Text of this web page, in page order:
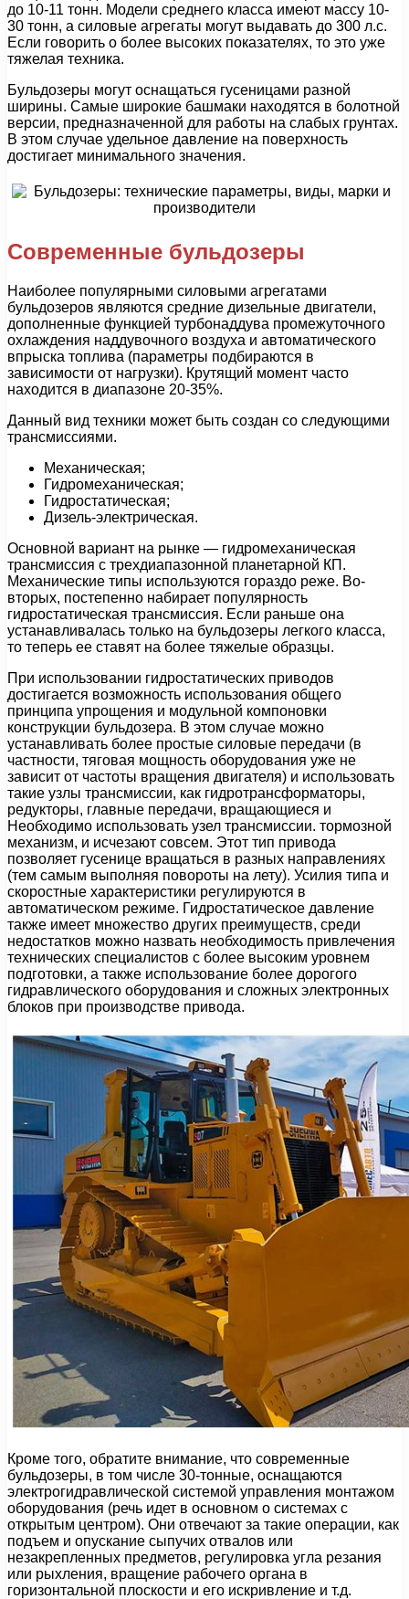
до 10-11 тонн. Модели среднего класса имеют массу 10-
30 тонн, а силовые агрегаты могут выдавать до 300 л.с.
Если говорить о более высоких показателях, то это уже
тяжелая техника.
Бульдозеры могут оснащаться гусеницами разной
ширины. Самые широкие башмаки находятся в болотной
версии, предназначенной для работы на слабых грунтах.
В этом случае удельное давление на поверхность
достигает минимального значения.
Современные бульдозеры
Наиболее популярными силовыми агрегатами
бульдозеров являются средние дизельные двигатели,
дополненные функцией турбонаддува промежуточного
охлаждения наддувочного воздуха и автоматического
впрыска топлива (параметры подбираются в
зависимости от нагрузки). Крутящий момент часто
находится в диапазоне 20-35%.
Данный вид техники может быть создан со следующими
трансмиссиями.
Механическая;
Гидромеханическая;
Гидростатическая;
Дизель-электрическая.
Основной вариант на рынке — гидромеханическая
трансмиссия с трехдиапазонной планетарной КП.
Механические типы используются гораздо реже. Во-
вторых, постепенно набирает популярность
гидростатическая трансмиссия. Если раньше она
устанавливалась только на бульдозеры легкого класса,
то теперь ее ставят на более тяжелые образцы.
При использовании гидростатических приводов
достигается возможность использования общего
принципа упрощения и модульной компоновки
конструкции бульдозера. В этом случае можно
устанавливать более простые силовые передачи (в
частности, тяговая мощность оборудования уже не
зависит от частоты вращения двигателя) и использовать
такие узлы трансмиссии, как гидротрансформаторы,
редукторы, главные передачи, вращающиеся и
Необходимо использовать узел трансмиссии. тормозной
механизм, и исчезают совсем. Этот тип привода
позволяет гусенице вращаться в разных направлениях
(тем самым выполняя повороты на лету). Усилия типа и
скоростные характеристики регулируются в
автоматическом режиме. Гидростатическое давление
также имеет множество других преимуществ, среди
недостатков можно назвать необходимость привлечения
технических специалистов с более высоким уровнем
подготовки, а также использование более дорогого
гидравлического оборудования и сложных электронных
блоков при производстве привода.
Кроме того, обратите внимание, что современные
бульдозеры, в том числе 30-тонные, оснащаются
электрогидравлической системой управления монтажом
оборудования (речь идет в основном о системах с
открытым центром). Они отвечают за такие операции, как
подъем и опускание сыпучих отвалов или
незакрепленных предметов, регулировка угла резания
или рыхления, вращение рабочего органа в
горизонтальной плоскости и его искривление и т.д.